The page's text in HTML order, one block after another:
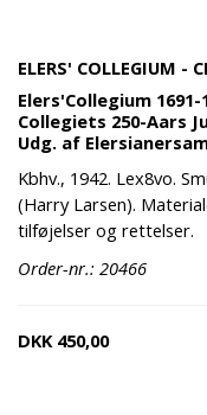
ELERS' COLLEGIUM -
Elers'Collegium
Collegiets 250-Aars
Udg. af
Kbhv., 1942. Lex8vo.
(Harry Larsen).
tilføjelser og rettelser.
Order-nr.: 20466
DKK 450,00